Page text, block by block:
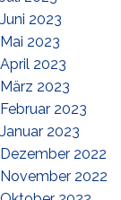
Juni 2023
Mai 2023
April 2023
März 2023
Februar 2023
Januar 2023
Dezember 2022
November 2022